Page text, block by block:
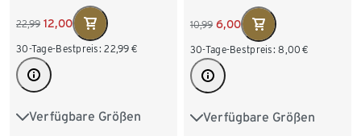
22,99 12,00
30-Tage-Bestpreis: 22,99 €
Verfügbare Größen
122/128 134/140
10,99 6,00
30-Tage-Bestpreis: 8,00 €
Verfügbare Größen
86/92 98/104